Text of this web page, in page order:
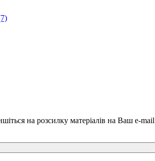
на розсилку матеріалів на Ваш e-mail